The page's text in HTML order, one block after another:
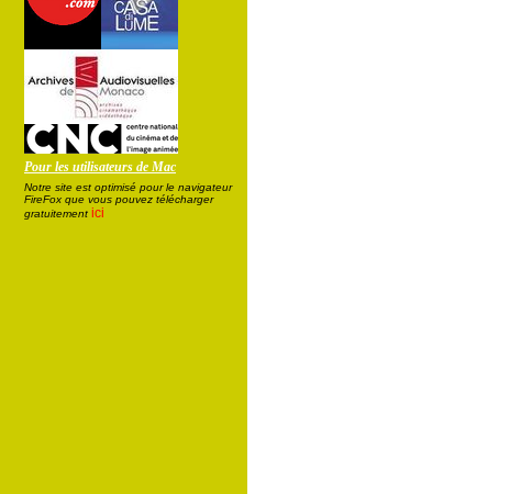
Pour les utilisateurs de Mac
Notre site est optimisé pour le navigateur
FireFox que vous pouvez télécharger
gratuitement ici